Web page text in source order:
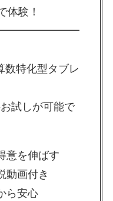
体験！
数特化型タブレ
試しが可能で
意を伸ばす
動画付き
ら安心